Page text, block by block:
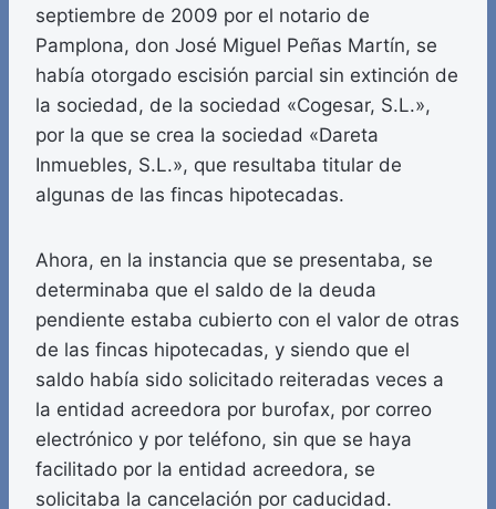
septiembre de 2009 por el notario de
Pamplona, don José Miguel Peñas Martín, se
había otorgado escisión parcial sin extinción de
la sociedad, de la sociedad «Cogesar, S.L.»,
por la que se crea la sociedad «Dareta
Inmuebles, S.L.», que resultaba titular de
algunas de las fincas hipotecadas.
Ahora, en la instancia que se presentaba, se
determinaba que el saldo de la deuda
pendiente estaba cubierto con el valor de otras
de las fincas hipotecadas, y siendo que el
saldo había sido solicitado reiteradas veces a
la entidad acreedora por burofax, por correo
electrónico y por teléfono, sin que se haya
facilitado por la entidad acreedora, se
solicitaba la cancelación por caducidad.